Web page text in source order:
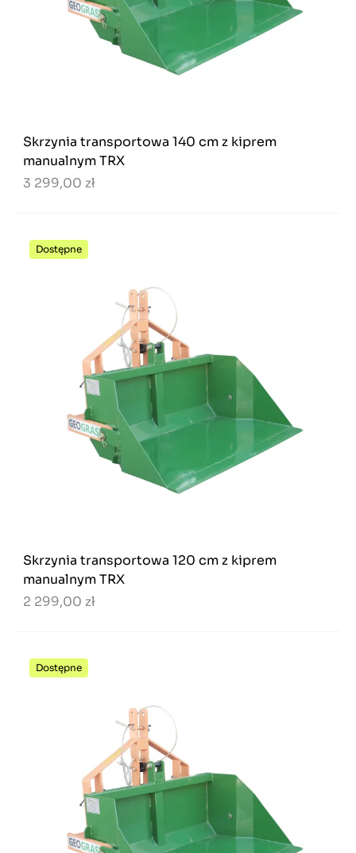
Skrzynia transportowa 140 cm z kiprem
manualnym TRX
3 299,00 zł
Dostępne
Skrzynia transportowa 120 cm z kiprem
manualnym TRX
2 299,00 zł
Dostępne